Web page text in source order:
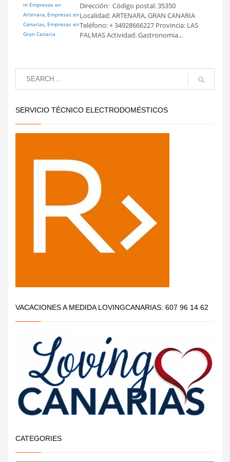
in Empresas en
Artenara, Empresas en
Canarias, Empresas en
Gran Canaria
Dirección: Código postal: 35350
Localidad: ARTENARA, GRAN CANARIA
Teléfono: + 34928666227 Provincia: LAS
PALMAS Actividad: Gastronomia...
SERVICIO TÉCNICO ELECTRODOMÉSTICOS
VACACIONES A MEDIDA LOVINGCANARIAS: 607 96 14 62
CATEGORIES